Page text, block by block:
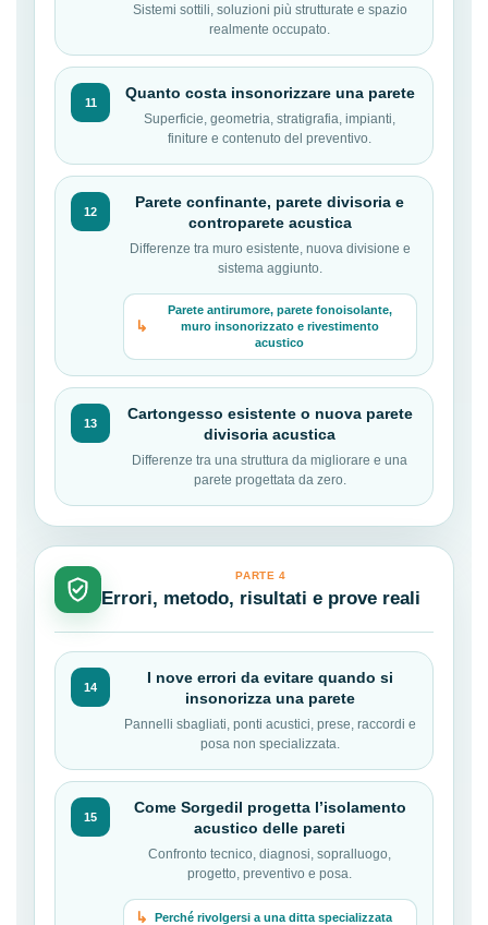
Sistemi sottili, soluzioni più strutturate e spazio
realmente occupato.
11
Quanto costa insonorizzare una parete
Superficie, geometria, stratigrafia, impianti,
finiture e contenuto del preventivo.
12
Parete confinante, parete divisoria e
controparete acustica
Differenze tra muro esistente, nuova divisione e
sistema aggiunto.
Parete antirumore, parete fonoisolante,
muro insonorizzato e rivestimento
acustico
13
Cartongesso esistente o nuova parete
divisoria acustica
Differenze tra una struttura da migliorare e una
parete progettata da zero.
PARTE 4
Errori, metodo, risultati e prove reali
14
I nove errori da evitare quando si
insonorizza una parete
Pannelli sbagliati, ponti acustici, prese, raccordi e
posa non specializzata.
15
Come Sorgedil progetta l’isolamento
acustico delle pareti
Confronto tecnico, diagnosi, sopralluogo,
progetto, preventivo e posa.
Perché rivolgersi a una ditta specializzata